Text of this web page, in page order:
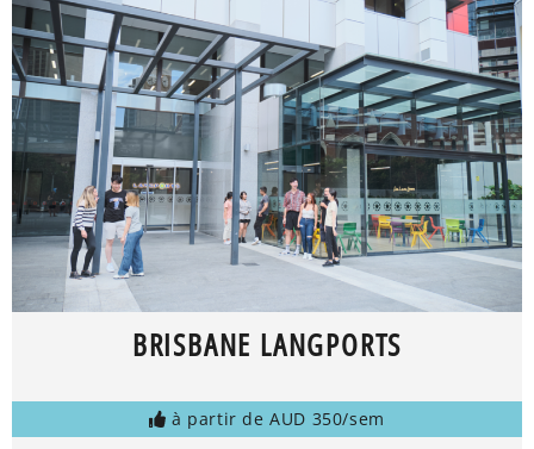
BRISBANE LANGPORTS
à partir de AUD 350/sem